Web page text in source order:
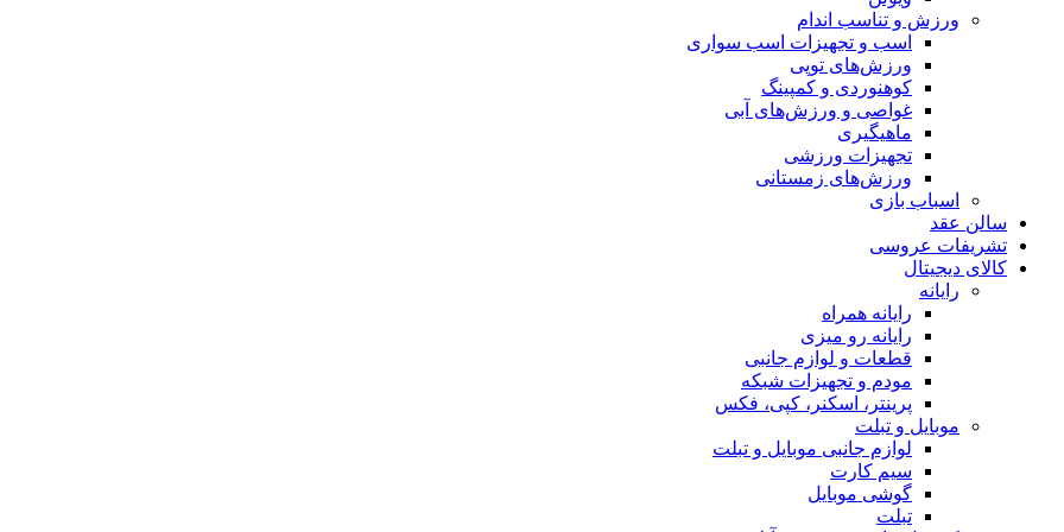
ورزش و تناسب اندام
اسب و تجهیزات اسب سواری
ورزش‌های توپی
کوهنوردی و کمپینگ
غواصی و ورزش‌های آبی
ماهیگیری
تجهیزات ورزشی
ورزش‌های زمستانی
اسباب‌ بازی
سالن عقد
تشریفات عروسی
کالای دیجیتال
رایانه
رایانه همراه
رایانه رو میزی
قطعات و لوازم جانبی
مودم و تجهیزات شبکه
پرینتر، اسکنر، کپی، فکس
موبایل و تبلت
لوازم جانبی موبایل و تبلت
سیم کارت
گوشی موبایل
تبلت